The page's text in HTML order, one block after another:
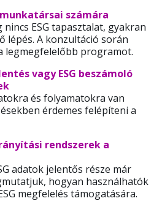
számára
ESG tapasztalat, gyakran
lépés. A konzultáció során
legmegfelelőbb programot.
vagy ESG beszámoló
és folyamatokra van
érdemes felépíteni a
rendszerek a
adatok jelentős része már
hogyan használhatók
megfelelés támogatására.